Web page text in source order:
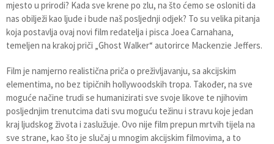
mjesto u prirodi? Kada sve krene po zlu, na što ćemo se osloniti da
nas obilježi kao ljude i bude naš posljednji odjek? To su velika pitanja
koja postavlja ovaj novi film redatelja i pisca Joea Carnahana,
temeljen na krakoj priči „Ghost Walker“ autorirce Mackenzie Jeffers.
Film je namjerno realistična priča o preživljavanju, sa akcijskim
elementima, no bez tipičnih hollywoodskih tropa. Također, na sve
moguće načine trudi se humanizirati sve svoje likove te njihovim
posljednjim trenutcima dati svu moguću težinu i stravu koje jedan
kraj ljudskog života i zaslužuje. Ovo nije film prepun mrtvih tijela na
sve strane, kao što je slučaj u mnogim akcijskim filmovima, a to